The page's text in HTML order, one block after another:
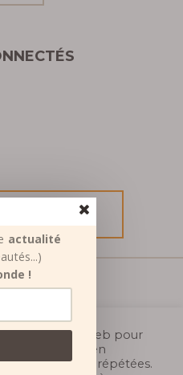
/
générales de
données personnelles |
sur notre site web pour
pertinente en
et vos visites répétées.
actualité
!